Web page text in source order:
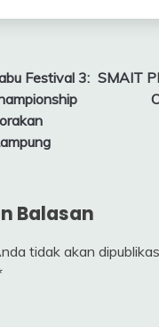
Festival 3: SMAIT
Balasan
tidak akan